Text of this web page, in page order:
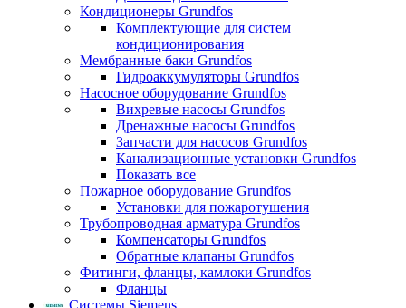
Кондиционеры Grundfos
Комплектующие для систем
кондиционирования
Мембранные баки Grundfos
Гидроаккумуляторы Grundfos
Насосное оборудование Grundfos
Вихревые насосы Grundfos
Дренажные насосы Grundfos
Запчасти для насосов Grundfos
Канализационные установки Grundfos
Показать все
Пожарное оборудование Grundfos
Установки для пожаротушения
Трубопроводная арматура Grundfos
Компенсаторы Grundfos
Обратные клапаны Grundfos
Фитинги, фланцы, камлоки Grundfos
Фланцы
Системы Siemens